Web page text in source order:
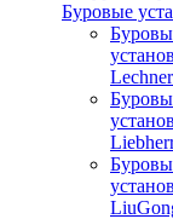
Буровые